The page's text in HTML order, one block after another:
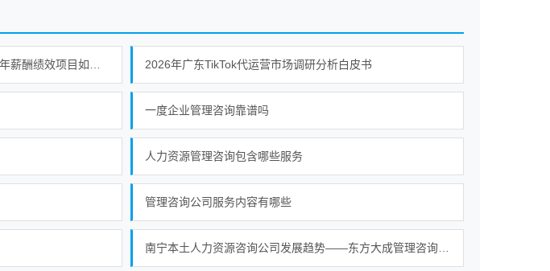
2026年广东TikTok代运营市场调研分析白皮书
一度企业管理咨询靠谱吗
人力资源管理咨询包含哪些服务
管理咨询公司服务内容有哪些